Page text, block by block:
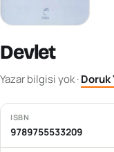
Devlet
Yazar bilgisi yok·Doruk
ISBN
9789755533209